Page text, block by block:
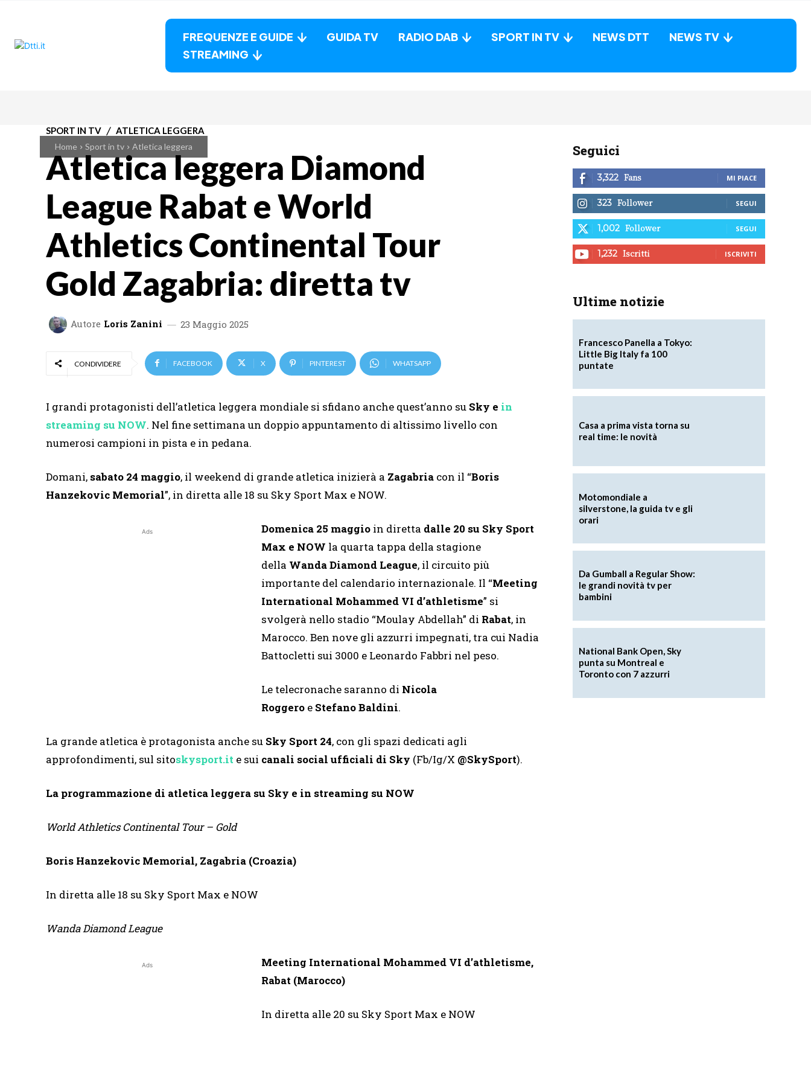
FREQUENZE E GUIDE GUIDA TV RADIO DAB SPORT IN TV NEWS DTT
NEWS TV
STREAMING
Home Sport in tv Atletica leggera
SPORT IN TV ATLETICA LEGGERA
Atletica leggera Diamond
League Rabat e World
Athletics Continental Tour
Gold Zagabria: diretta tv
Autore Loris Zanini 23 Maggio 2025
CONDIVIDERE FACEBOOK X PINTEREST WHATSAPP
I grandi protagonisti dell’atletica leggera mondiale si sfidano anche quest’anno su Sky e in
streaming su NOW. Nel fine settimana un doppio appuntamento di altissimo livello con
numerosi campioni in pista e in pedana.
Domani, sabato 24 maggio, il weekend di grande atletica inizierà a Zagabria con il “Boris
Hanzekovic Memorial”, in diretta alle 18 su Sky Sport Max e NOW.
Ads Domenica 25 maggio in diretta dalle 20 su Sky Sport
Max e NOW la quarta tappa della stagione
della Wanda Diamond League, il circuito più
importante del calendario internazionale. Il “Meeting
International Mohammed VI d’athletisme” si
svolgerà nello stadio “Moulay Abdellah” di Rabat, in
Marocco. Ben nove gli azzurri impegnati, tra cui Nadia
Battocletti sui 3000 e Leonardo Fabbri nel peso.
Le telecronache saranno di Nicola
Roggero e StefanoBaldini.
La grande atletica è protagonista anche su Sky Sport 24, con gli spazi dedicati agli
approfondimenti, sul sitoskysport.it e sui canali social ufficiali di Sky (Fb/Ig/X @SkySport).
La programmazione di atletica leggera su Sky e in streaming su NOW
World Athletics Continental Tour – Gold
Boris Hanzekovic Memorial, Zagabria (Croazia)
In diretta alle 18 su Sky Sport Max e NOW
Wanda Diamond League
Ads
Meeting International Mohammed VI d’athletisme,
Rabat (Marocco)
In diretta alle 20 su Sky Sport Max e NOW
Seguici
3,322 Fans MI PIACE
323 Follower SEGUI
1,002 Follower SEGUI
1,232 Iscritti ISCRIVITI
Ultime notizie
Francesco Panella a Tokyo:
Little Big Italy fa 100
puntate
Casa a prima vista torna su
real time: le novità
Motomondiale a
silverstone, la guida tv e gli
orari
Da Gumball a Regular Show:
le grandi novità tv per
bambini
National Bank Open, Sky
punta su Montreal e
Toronto con 7 azzurri